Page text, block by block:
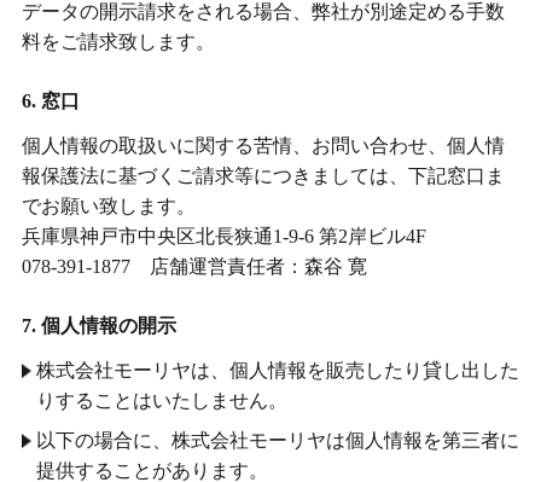
データの開示請求をされる場合、弊社が別途定める手数
料をご請求致します。
6. 窓口
個人情報の取扱いに関する苦情、お問い合わせ、個人情
報保護法に基づくご請求等につきましては、下記窓口ま
でお願い致します。
兵庫県神戸市中央区北長狭通1-9-6 第2岸ビル4F
078-391-1877 店舗運営責任者：森谷 寛
7. 個人情報の開示
株式会社モーリヤは、個人情報を販売したり貸し出した
りすることはいたしません。
以下の場合に、株式会社モーリヤは個人情報を第三者に
提供することがあります。